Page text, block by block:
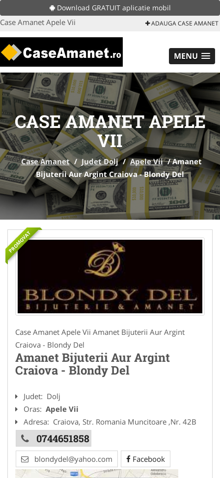
Download GRATUIT aplicatie mobil
Case Amanet Apele Vii ADAUGA CASE AMANET
MENU
CASE AMANET APELE
VII
Case Amanet / Judet Dolj / Apele Vii /Amanet
Bijuterii Aur Argint Craiova - Blondy Del
PROMOVAT
Case Amanet Apele Vii Amanet Bijuterii Aur Argint
Craiova - Blondy Del
Amanet Bijuterii Aur Argint
Craiova - Blondy Del
Judet: Dolj
Oras: Apele Vii
Adresa: Craiova, Str. Romania Muncitoare ,Nr. 42B
0744651858
blondydel@yahoo.com Facebook